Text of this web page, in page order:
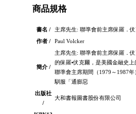
商品規格
書名 /
主席先生: 聯準會前主席保羅．
作者 /
Paul Volcker
簡介 /
主席先生: 聯準會前主席保羅．
的保羅•伏克爾，是美國金融史
聯準會主席期間（1979～1987年
馴服「通膨惡
出版社
/
大和書報圖書股份有限公司